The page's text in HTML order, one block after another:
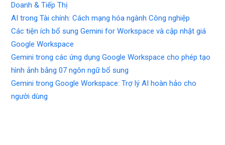
Doanh & Tiếp Thị
AI trong Tài chính: Cách mạng hóa ngành Công nghiệp
Các tiện ích bổ sung Gemini for Workspace và cập nhật giá
Google Workspace
Gemini trong các ứng dụng Google Workspace cho phép tạo
hình ảnh bằng 07 ngôn ngữ bổ sung
Gemini trong Google Workspace: Trợ lý AI hoàn hảo cho
người dùng